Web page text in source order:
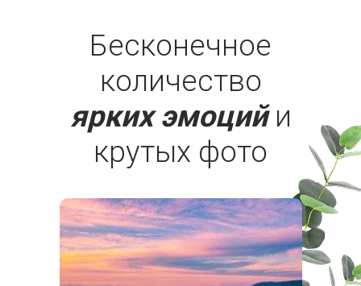
Бесконечное
количество
ярких эмоций и
крутых фото